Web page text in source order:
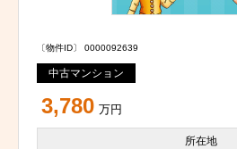
〔物件ID〕 0000092639
中古マンション
3,780 万円
所在地